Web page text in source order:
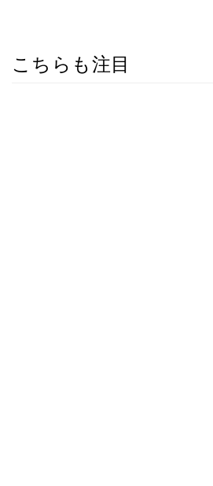
こちらも注目